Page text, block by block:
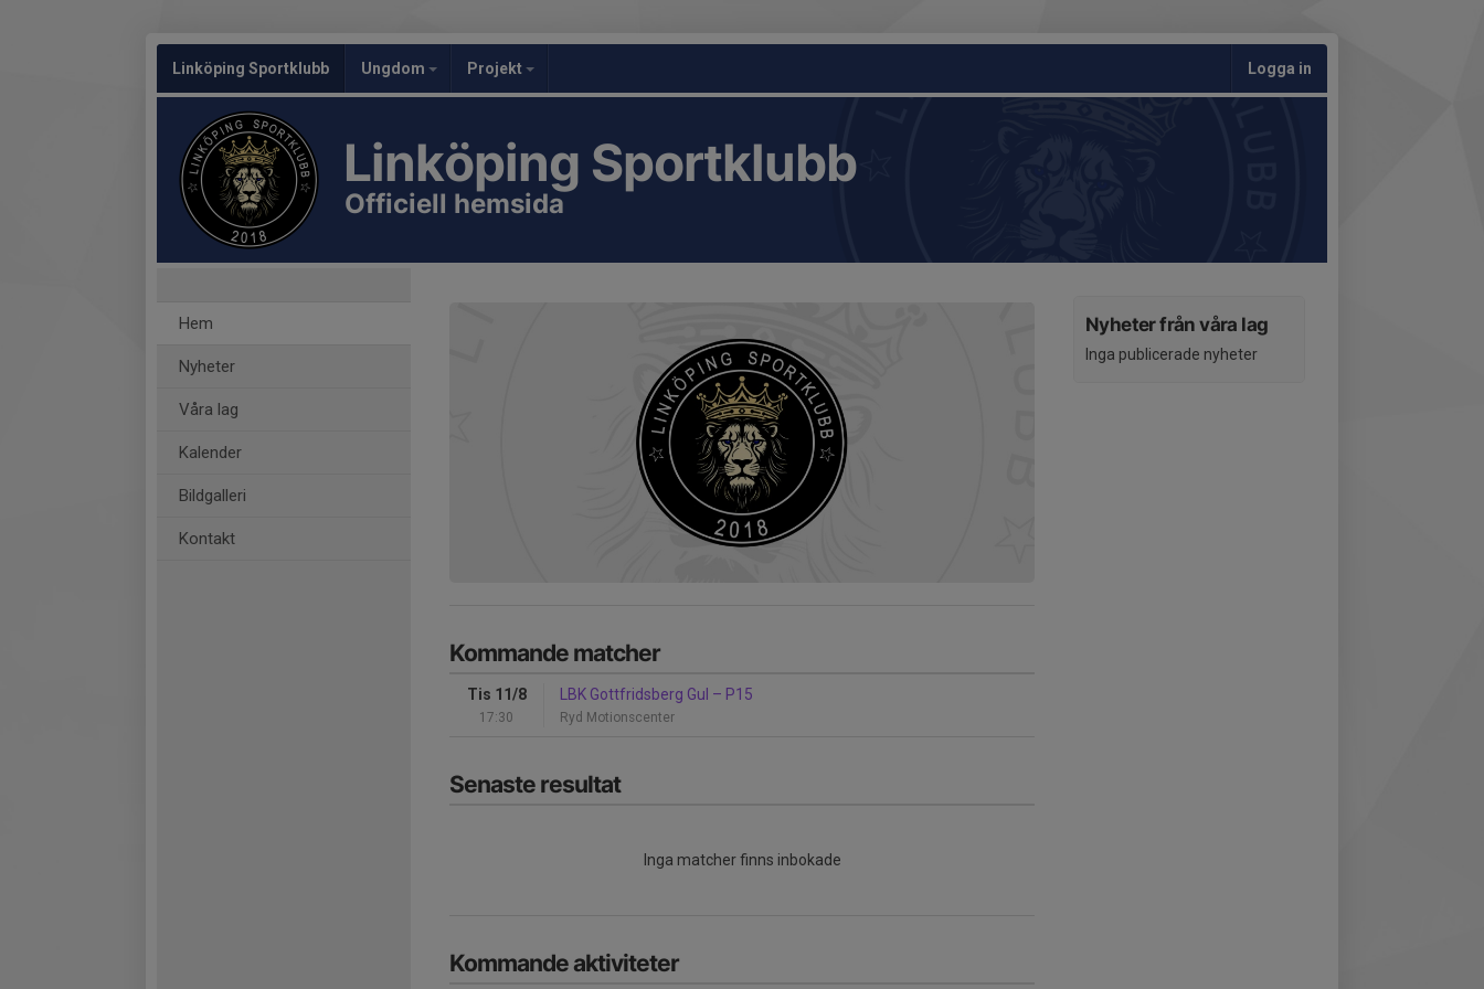
Linköping Sportklubb Ungdom Projekt Logga in
Linköping Sportklubb
Officiell hemsida
Hem
Nyheter
Våra lag
Kalender
Bildgalleri
Kontakt
Nyheter från våra lag
Inga publicerade nyheter
Kommande matcher
Tis 11/8
17:30
LBK Gottfridsberg Gul – P15
Ryd Motionscenter
Senaste resultat
Inga matcher finns inbokade
Kommande aktiviteter